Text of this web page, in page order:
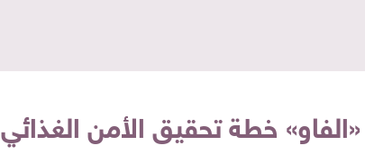
خطة تحقيق الأمن الغذائي